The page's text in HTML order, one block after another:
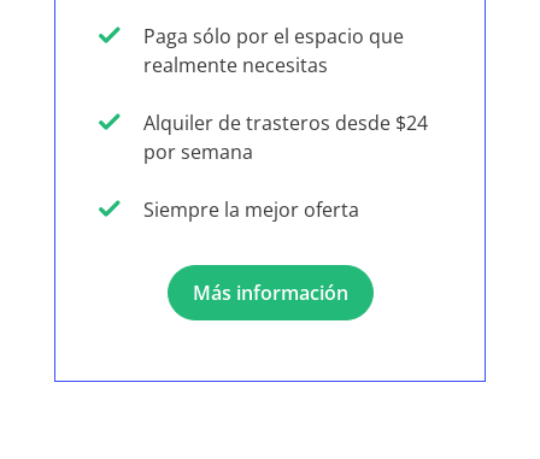
Paga sólo por el espacio que
realmente necesitas
Alquiler de trasteros desde $24
por semana
Siempre la mejor oferta
Más información